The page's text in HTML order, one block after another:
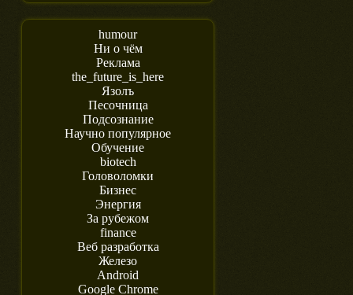
humour
Ни о чём
Реклама
the_future_is_here
Язолъ
Песочница
Подсознание
Научно популярное
Обучение
biotech
Головоломки
Бизнес
Энергия
За рубежом
finance
Веб разработка
Железо
Android
Google Chrome